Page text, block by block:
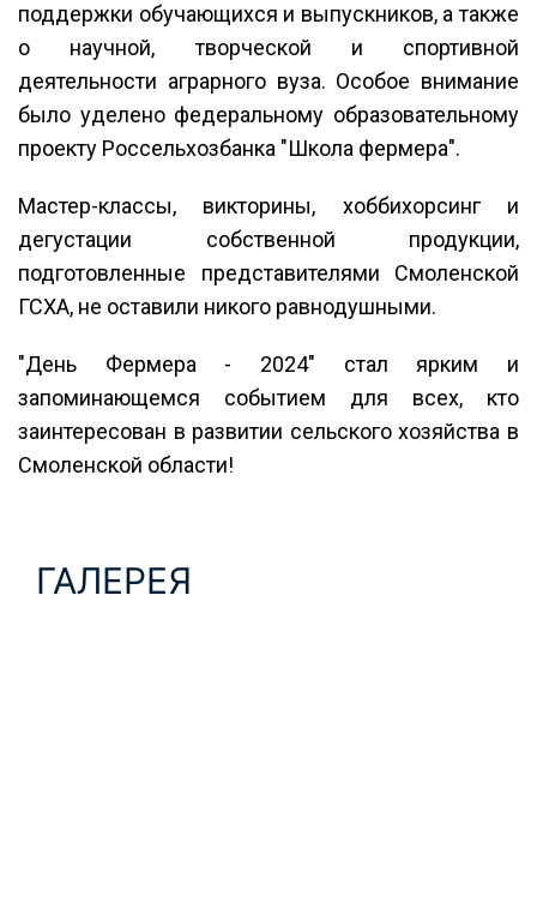
поддержки обучающихся и выпускников, а также
о научной, творческой и спортивной
деятельности аграрного вуза. Особое внимание
было уделено федеральному образовательному
проекту Россельхозбанка "Школа фермера".
Мастер-классы, викторины, хоббихорсинг и
дегустации собственной продукции,
подготовленные представителями Смоленской
ГСХА, не оставили никого равнодушными.
"День Фермера - 2024" стал ярким и
запоминающемся событием для всех, кто
заинтересован в развитии сельского хозяйства в
Смоленской области!
ГАЛЕРЕЯ